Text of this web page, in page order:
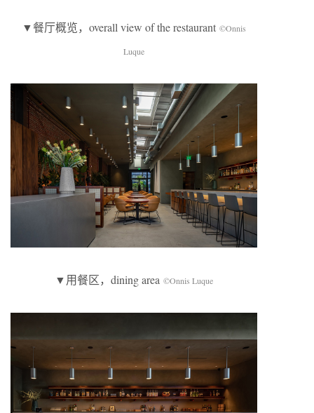
▼餐厅概览，overall view of the restaurant ©Onnis
Luque
▼用餐区，dining area ©Onnis Luque